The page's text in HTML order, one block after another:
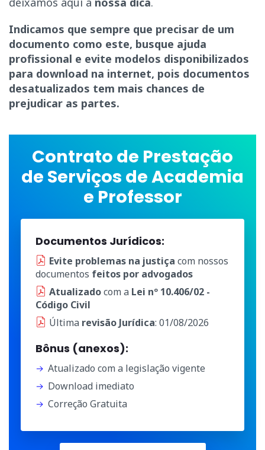
Indicamos que sempre que precisar de um
documento como este, busque ajuda
profissional e evite modelos disponibilizados
para download na internet, pois documentos
desatualizados tem mais chances de
prejudicar as partes.
Contrato de Prestação
de Serviços de Academia
e Professor
Documentos Jurídicos:
Evite problemas na justiça com nossos
documentos feitos por advogados
Atualizadocom a Lei nº 10.406/02 -
Código Civil
Última revisão Jurídica: 01/08/2026
Bônus (anexos):
Atualizado com a legislação vigente
Download imediato
Correção Gratuita